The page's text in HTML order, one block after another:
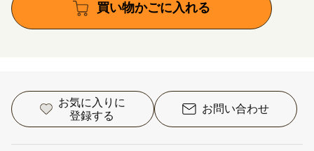
買い物かごに入れる
お気に入りに
登録する
お問い合わせ